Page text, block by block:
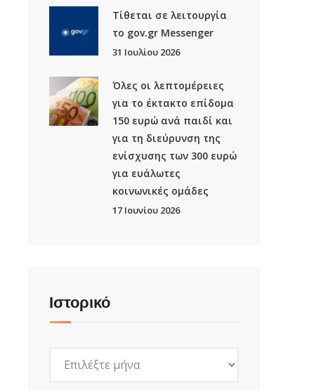
Τίθεται σε λειτουργία
το gov.gr Μessenger
31 Ιουλίου 2026
Όλες οι λεπτομέρειες
για το έκτακτο επίδομα
150 ευρώ ανά παιδί και
για τη διεύρυνση της
ενίσχυσης των 300 ευρώ
για ευάλωτες
κοινωνικές ομάδες
17 Ιουνίου 2026
Ιστορικό